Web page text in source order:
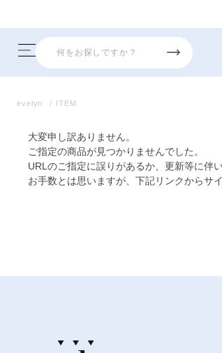
evelyn ITEM
大変申し訳ありません。
ご指定の商品が見つかりませんでした。
URLのご指定に誤りがあるか、更新等に伴
お手数とは思いますが、下記リンクからサ